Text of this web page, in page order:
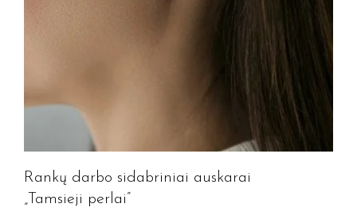
Rankų darbo sidabriniai auskarai
„Tamsieji perlai”